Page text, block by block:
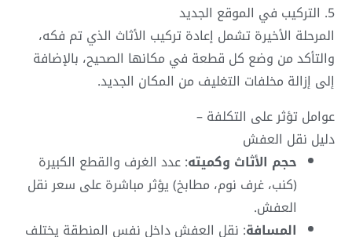
5. التركيب في الموقع الجديد
المرحلة الأخيرة تشمل إعادة تركيب الأثاث الذي تم فكه،
والتأكد من وضع كل قطعة في مكانها الصحيح، بالإضافة
إلى إزالة مخلفات التغليف من المكان الجديد.
عوامل تؤثر على التكلفة –
دليل نقل العفش
حجم الأثاث وكميته: عدد الغرف والقطع الكبيرة
(كنب، غرف نوم، مطابخ) يؤثر مباشرة على سعر نقل
العفش.
المسافة: نقل العفش داخل نفس المنطقة يختلف